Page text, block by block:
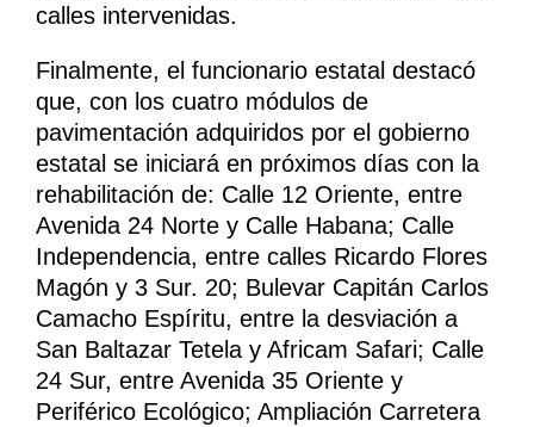
calles intervenidas.
Finalmente, el funcionario estatal destacó
que, con los cuatro módulos de
pavimentación adquiridos por el gobierno
estatal se iniciará en próximos días con la
rehabilitación de: Calle 12 Oriente, entre
Avenida 24 Norte y Calle Habana; Calle
Independencia, entre calles Ricardo Flores
Magón y 3 Sur. 20; Bulevar Capitán Carlos
Camacho Espíritu, entre la desviación a
San Baltazar Tetela y Africam Safari; Calle
24 Sur, entre Avenida 35 Oriente y
Periférico Ecológico; Ampliación Carretera